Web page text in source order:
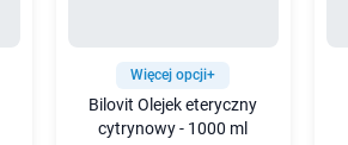
Więcej opcji+
Bilovit Olejek eteryczny
cytrynowy - 1000 ml